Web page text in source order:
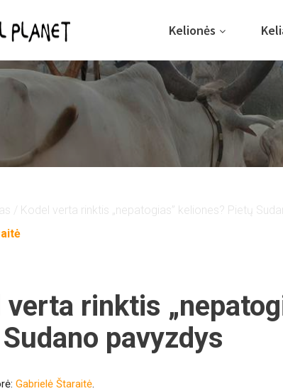
Kelionės
/ Kodel verta rinktis „nepatogias” keliones? Pietų
verta rinktis
pavyzdys
Gabrielė Štaraitė.